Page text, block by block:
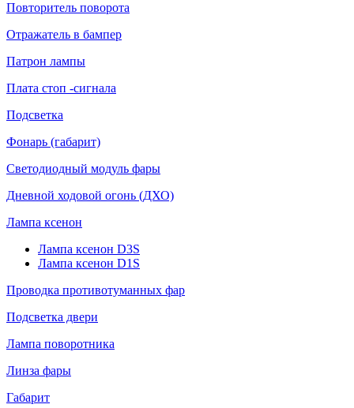
Повторитель поворота
Отражатель в бампер
Патрон лампы
Плата стоп -сигнала
Подсветка
Фонарь (габарит)
Светодиодный модуль фары
Дневной ходовой огонь (ДХО)
Лампа ксенон
Лампа ксенон D3S
Лампа ксенон D1S
Проводка противотуманных фар
Подсветка двери
Лампа поворотника
Линза фары
Габарит